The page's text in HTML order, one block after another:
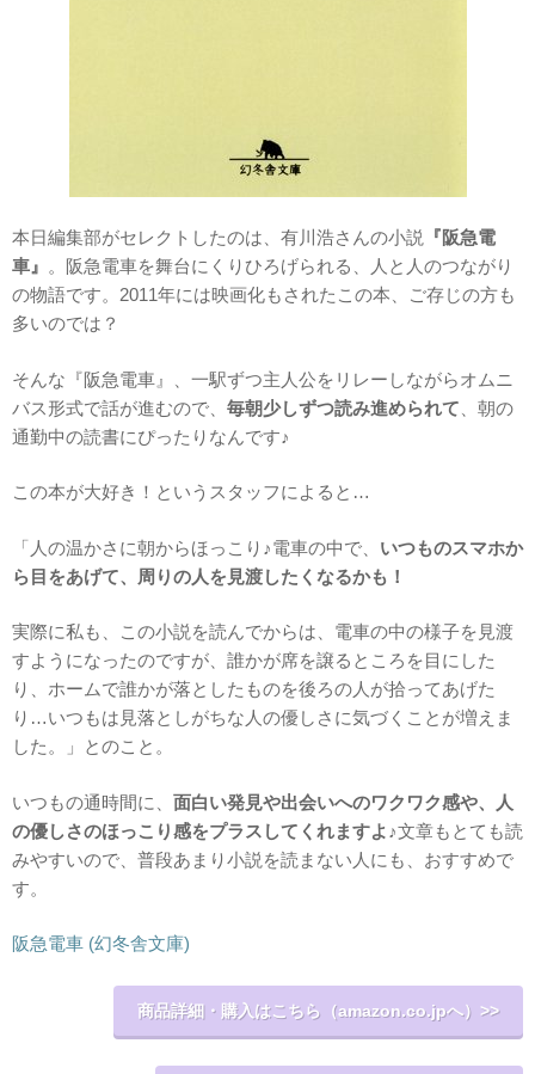
本日編集部がセレクトしたのは、有川浩さんの小説
『阪急電
車』 。阪急電車を舞台にくりひろげられる、人と人のつながり
の物語です。2011年には映画化もされたこの本、ご存じの方も
多いのでは？
そんな『阪急電車』、一駅ずつ主人公をリレーしながらオムニ
バス形式で話が進むので、 毎朝少しずつ読み進められて 、朝の
通勤中の読書にぴったりなんです♪
この本が大好き！というスタッフによると…
「人の温かさに朝からほっこり♪電車の中で、 いつものスマホか
ら目をあげて、周りの人を見渡したくなるかも！
実際に私も、この小説を読んでからは、電車の中の様子を見渡
すようになったのですが、誰かが席を譲るところを目にした
り、ホームで誰かが落としたものを後ろの人が拾ってあげた
り…いつもは見落としがちな人の優しさに気づくことが増えま
した。」とのこと。
いつもの通時間に、 面白い発見や出会いへのワクワク感や、人
の優しさのほっこり感をプラスしてくれますよ ♪文章もとても読
みやすいので、普段あまり小説を読まない人にも、おすすめで
す。
阪急電車 (幻冬舎文庫)
商品詳細・購入はこちら（amazon.co.jpへ）>>